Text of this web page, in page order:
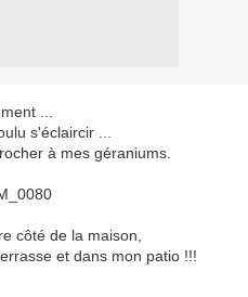
...
s'éclaircir ...
à mes géraniums.
côté de la maison,
et dans mon patio !!!